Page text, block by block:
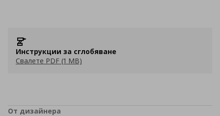
Инструкции за сглобяване
Свалете PDF (1 MB)
От дизайнера